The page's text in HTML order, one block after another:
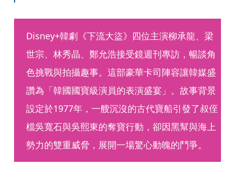
Disney+韓劇《下流大盜》四位主演柳承龍、梁
世宗、林秀晶、鄭允浩接受鏡週刊專訪，暢談角
色挑戰與拍攝趣事。這部豪華卡司陣容讓韓媒盛
讚為「韓國國寶級演員的表演盛宴」。故事背景
設定於1977年，一艘沉沒的古代寶船引發了叔侄
檔吳寬石與吳熙東的奪寶行動，卻因黑幫與海上
勢力的雙重威脅，展開一場驚心動魄的鬥爭。